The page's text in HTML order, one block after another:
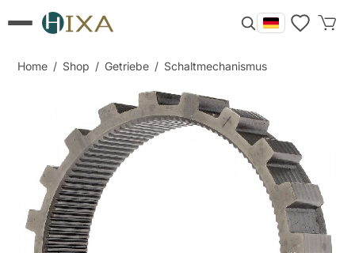
Home / Shop / Getriebe / Schaltmechanismus